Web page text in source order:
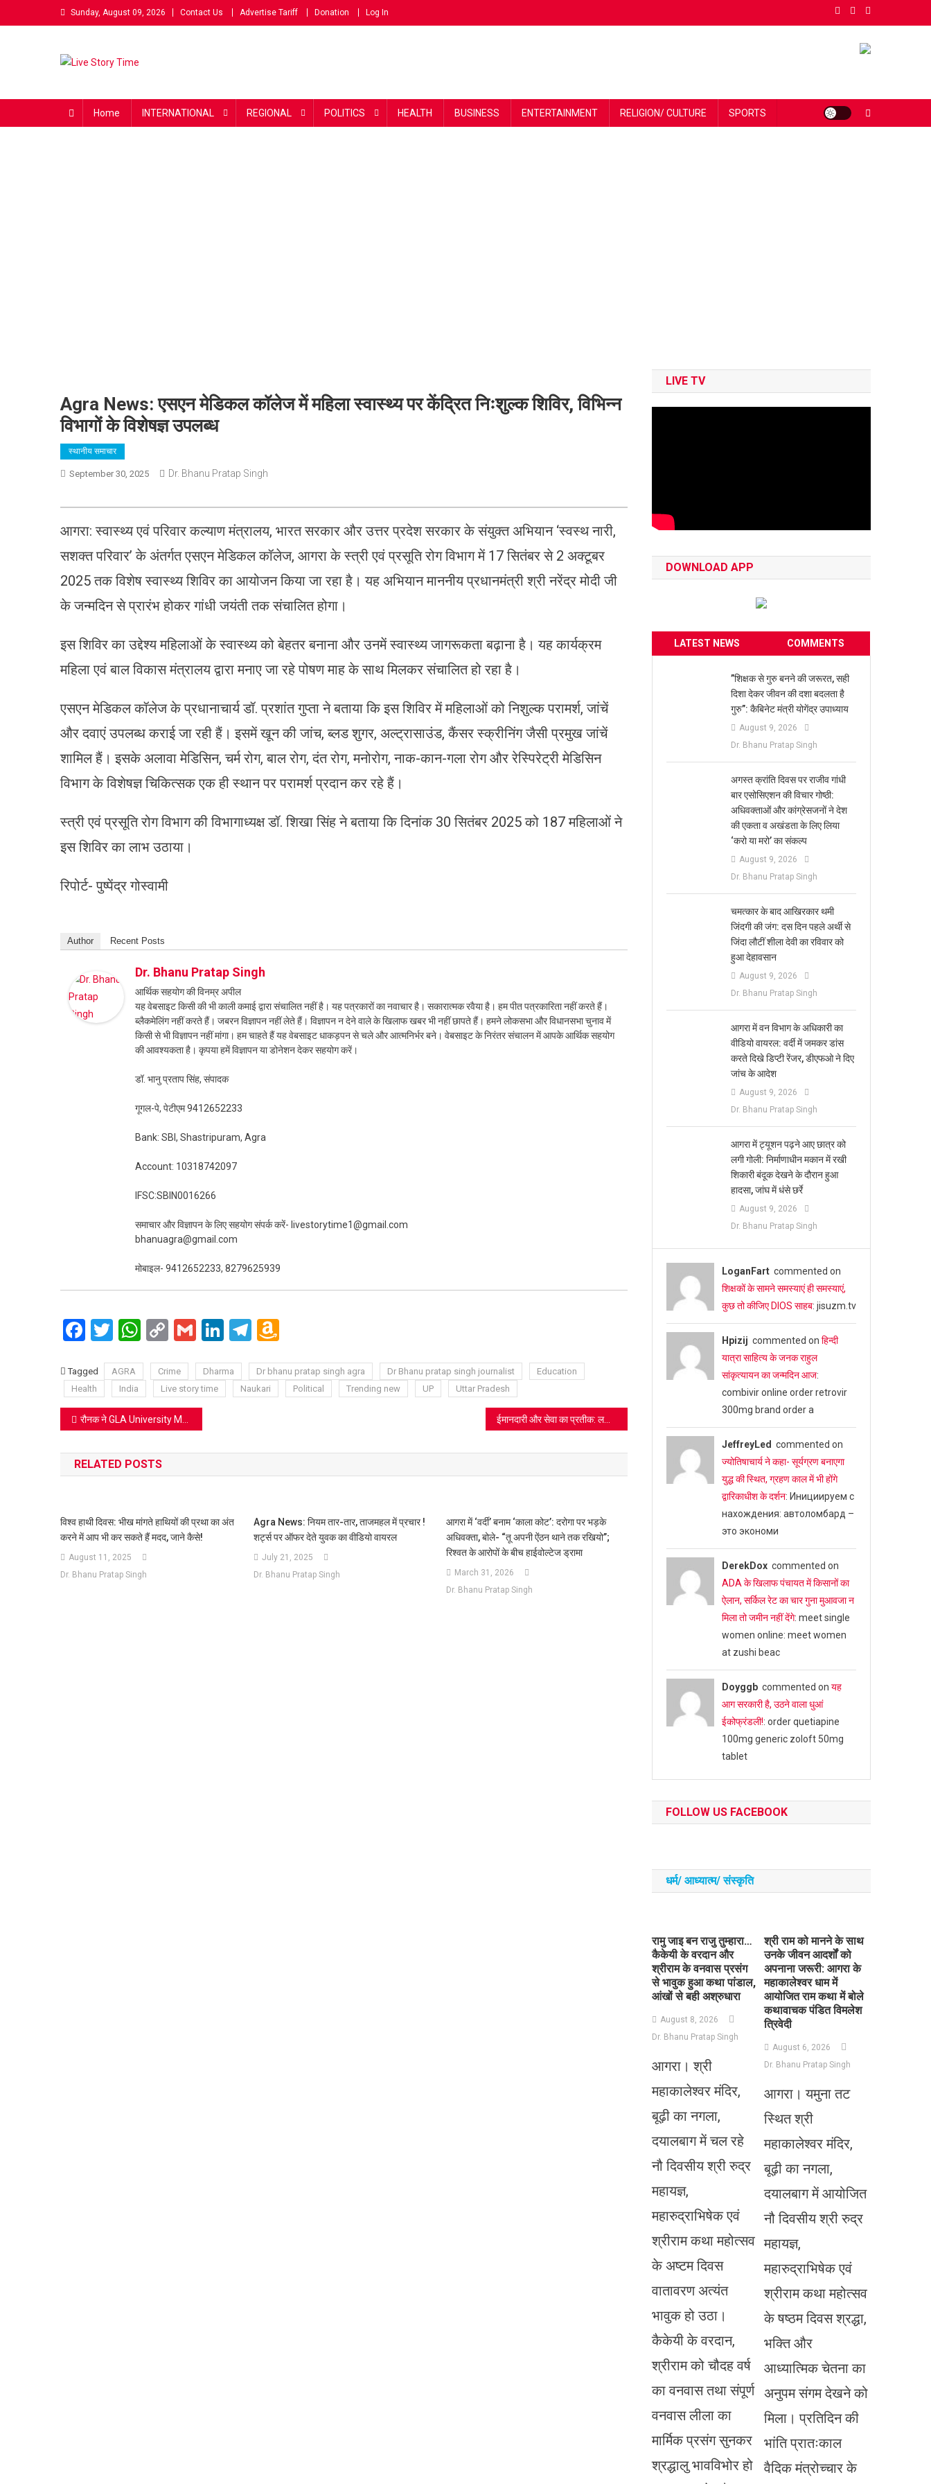
to
Sunday, August 09, 2026 Contact Us Advertise Tariff Donation Log In
Home INTERNATIONAL REGIONAL POLITICS HEALTH BUSINESS ENTERTAINMENT RELIGION/ CULTURE SPORTS
Agra News: एसएन मेडिकल कॉलेज में महिला स्वास्थ्य पर केंद्रित निःशुल्क शिविर, विभिन्न
विभागों के विशेषज्ञ उपलब्ध
स्थानीय समाचार
September 30, 2025 Dr. Bhanu Pratap Singh
आगरा: स्वास्थ्य एवं परिवार कल्याण मंत्रालय, भारत सरकार और उत्तर प्रदेश सरकार के संयुक्त अभियान ‘स्वस्थ नारी,
सशक्त परिवार’ के अंतर्गत एसएन मेडिकल कॉलेज, आगरा के स्त्री एवं प्रसूति रोग विभाग में 17 सितंबर से 2 अक्टूबर
2025 तक विशेष स्वास्थ्य शिविर का आयोजन किया जा रहा है। यह अभियान माननीय प्रधानमंत्री श्री नरेंद्र मोदी जी
के जन्मदिन से प्रारंभ होकर गांधी जयंती तक संचालित होगा।
इस शिविर का उद्देश्य महिलाओं के स्वास्थ्य को बेहतर बनाना और उनमें स्वास्थ्य जागरूकता बढ़ाना है। यह कार्यक्रम
महिला एवं बाल विकास मंत्रालय द्वारा मनाए जा रहे पोषण माह के साथ मिलकर संचालित हो रहा है।
एसएन मेडिकल कॉलेज के प्रधानाचार्य डॉ. प्रशांत गुप्ता ने बताया कि इस शिविर में महिलाओं को निशुल्क परामर्श, जांचें
और दवाएं उपलब्ध कराई जा रही हैं। इसमें खून की जांच, ब्लड शुगर, अल्ट्रासाउंड, कैंसर स्क्रीनिंग जैसी प्रमुख जांचें
शामिल हैं। इसके अलावा मेडिसिन, चर्म रोग, बाल रोग, दंत रोग, मनोरोग, नाक-कान-गला रोग और रेस्पिरेट्री मेडिसिन
विभाग के विशेषज्ञ चिकित्सक एक ही स्थान पर परामर्श प्रदान कर रहे हैं।
स्त्री एवं प्रसूति रोग विभाग की विभागाध्यक्ष डॉ. शिखा सिंह ने बताया कि दिनांक 30 सितंबर 2025 को 187 महिलाओं ने
इस शिविर का लाभ उठाया।
रिपोर्ट- पुष्पेंद्र गोस्वामी
Author Recent Posts
Dr. Bhanu Pratap Singh
आर्थिक सहयोग की विनम्र अपील
यह वेबसाइट किसी की भी काली कमाई द्वारा संचालित नहीं है। यह पत्रकारों का नवाचार है। सकारात्मक रवैया है। हम पीत पत्रकारिता नहीं करते हैं।
ब्लैकमेलिंग नहीं करते हैं। जबरन विज्ञापन नहीं लेते हैं। विज्ञापन न देने वाले के खिलाफ खबर भी नहीं छापते हैं। हमने लोकसभा और विधानसभा चुनाव में
किसी से भी विज्ञापन नहीं मांगा। हम चाहते हैं यह वेबसाइट धाकड़पन से चले और आत्मनिर्भर बने। वेबसाइट के निरंतर संचालन में आपके आर्थिक सहयोग
की आवश्यकता है। कृपया हमें विज्ञापन या डोनेशन देकर सहयोग करें।
डॉ. भानु प्रताप सिंह, संपादक
गूगल-पे, पेटीएम 9412652233
Bank: SBI, Shastripuram, Agra
Account: 10318742097
IFSC:SBIN0016266
समाचार और विज्ञापन के लिए सहयोग संपर्क करें- livestorytime1@gmail.com
bhanuagra@gmail.com
मोबाइल- 9412652233, 8279625939
Facebook
Twitter
WhatsApp
CopyGmailLinkedIn
Telegram
List
Tagged AGRA Crime Dharma Dr bhanu pratap singh agra Dr Bhanu pratap singh journalist
Education
Health
India Live story time Naukari Political Trending new UP Uttar Pradesh
Post
navigation
रौनक ने GLA University Mathura और पत्रकार कमलकांत उपमन्यु का मान बढ़ाया, 278 नेशनल डिबेट में से 251 में प्रथम स्थान पाया ईमानदारी और सेवा का प्रतीक: लखविंदर सिंह को इंस्पायर ह्यूमैनिटी चैरिटेबल ट्रस्ट द्वारा सम्मान
RELATED POSTS
विश्व हाथी दिवस: भीख मांगते हाथियों की प्रथा का अंत
करने में आप भी कर सकते हैं मदद, जाने कैसे!
August 11, 2025
Dr. Bhanu Pratap Singh
Agra News: नियम तार-तार, ताजमहल में प्रचार !
शर्ट्स पर ऑफर देते युवक का वीडियो वायरल
July 21, 2025
Dr. Bhanu Pratap Singh
आगरा में ‘वर्दी’ बनाम ‘काला कोट’: दरोगा पर भड़के
अधिवक्ता, बोले- “तू अपनी ऐंठन थाने तक रखियो”;
रिश्वत के आरोपों के बीच हाईवोल्टेज ड्रामा
March 31, 2026
Dr. Bhanu Pratap Singh
LIVE TV
DOWNLOAD APP
LATEST NEWS COMMENTS
​”शिक्षक से गुरु बनने की जरूरत, सही
दिशा देकर जीवन की दशा बदलता है
गुरु”: कैबिनेट मंत्री योगेंद्र उपाध्याय
August 9, 2026
Dr. Bhanu Pratap Singh
अगस्त क्रांति दिवस पर राजीव गांधी
बार एसोसिएशन की विचार गोष्ठी:
अधिवक्ताओं और कांग्रेसजनों ने देश
की एकता व अखंडता के लिए लिया
‘करो या मरो’ का संकल्प
August 9, 2026
Dr. Bhanu Pratap Singh
चमत्कार के बाद आखिरकार थमी
जिंदगी की जंग: दस दिन पहले अर्थी से
जिंदा लौटीं शीला देवी का रविवार को
हुआ देहावसान
August 9, 2026
Dr. Bhanu Pratap Singh
आगरा में वन विभाग के अधिकारी का
वीडियो वायरल: वर्दी में जमकर डांस
करते दिखे डिप्टी रेंजर, डीएफओ ने दिए
जांच के आदेश
August 9, 2026
Dr. Bhanu Pratap Singh
आगरा में ट्यूशन पढ़ने आए छात्र को
लगी गोली: निर्माणाधीन मकान में रखी
शिकारी बंदूक देखने के दौरान हुआ
हादसा, जांघ में धंसे छर्रे
August 9, 2026
Dr. Bhanu Pratap Singh
LoganFartcommented on
शिक्षकों के सामने समस्याएं ही समस्याएं,
कुछ तो कीजिए DIOS साहब: jisuzm.tv
Hpizij commented on हिन्दी
यात्रा साहित्य के जनक राहुल
सांकृत्यायन का जन्‍मदिन आज:
combivir online order retrovir
300mg brand order a
JeffreyLed commented on
ज्योतिषाचार्य ने कहा- सूर्यग्रण बनाएगा
युद्ध की स्थित, ग्रहण काल में भी होंगे
द्वारिकाधीश के दर्शन: Инициируем с
нахождения: автоломбард –
это экономи
DerekDoxcommented on
ADA के खिलाफ पंचायत में किसानों का
ऐलान, सर्किल रेट का चार गुना मुआवजा न
मिला तो जमीन नहीं देंगे: meet single
women online: meet women
at zushi beac
Doyggbcommented on यह
आग सरकारी है, उठने वाला धुआं
ईकोफ्रंडली!: order quetiapine
100mg generic zoloft 50mg
tablet
FOLLOW US FACEBOOK
धर्म/ आध्‍यात्‍म/ संस्‍कृति
रामु जाइ बन राजु तुम्हारा…
कैकेयी के वरदान और
श्रीराम के वनवास प्रसंग
से भावुक हुआ कथा पांडाल,
आंखों से बही अश्रुधारा
August 8, 2026
Dr. Bhanu Pratap Singh
आगरा। श्री
महाकालेश्वर मंदिर,
बूढ़ी का नगला,
दयालबाग में चल रहे
नौ दिवसीय श्री रुद्र
महायज्ञ,
महारुद्राभिषेक एवं
श्रीराम कथा महोत्सव
के अष्टम दिवस
वातावरण अत्यंत
भावुक हो उठा।
कैकेयी के वरदान,
श्रीराम को चौदह वर्ष
का वनवास तथा संपूर्ण
वनवास लीला का
मार्मिक प्रसंग सुनकर
श्रद्धालु भावविभोर हो
​श्री राम को मानने के साथ
उनके जीवन आदर्शों को
अपनाना जरूरी: आगरा के
महाकालेश्वर धाम में
आयोजित राम कथा में बोले
कथावाचक पंडित विमलेश
त्रिवेदी
August 6, 2026
Dr. Bhanu Pratap Singh
आगरा। यमुना तट
स्थित श्री
महाकालेश्वर मंदिर,
बूढ़ी का नगला,
दयालबाग में आयोजित
नौ दिवसीय श्री रुद्र
महायज्ञ,
महारुद्राभिषेक एवं
श्रीराम कथा महोत्सव
के षष्ठम दिवस श्रद्धा,
भक्ति और
आध्यात्मिक चेतना का
अनुपम संगम देखने को
मिला। प्रतिदिन की
भांति प्रातःकाल
वैदिक मंत्रोच्चार के